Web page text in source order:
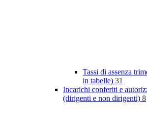
Tassi di assenza
in tabelle) 31
Incarichi conferiti e
(dirigenti e non dirigenti) 8